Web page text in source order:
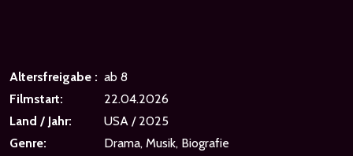
Altersfreigabe : ab 8
Filmstart:
22.04.2026
Land / Jahr:
USA / 2025
Genre:
Drama, Musik, Biografie